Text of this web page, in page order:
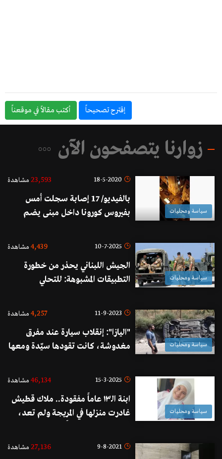
إقترح تصحيحاً أكتب مقالاً في موقعناً
زوارنا يتصفحون الآن
سياسة ومحليات
18-5-2020
23,593 مشاهدة
بالفيديو/ 17 إصابة سجلت أمس
بفيروس كورونا داخل مبنى يضم
بيروت...واتخذت اجراءات مشددة
سياسة ومحليات
10-7-2025
4,439 مشاهدة
الجيش اللبناني يحذر من خطورة
التطبيقات المشبوهة: للتحلي
الإسرائيلية
سياسة ومحليات
11-9-2023
4,257 مشاهدة
"اليازا": إنقلاب سيارة عند مفرق
مغدوشة، كانت تقودها سيّدة ومعها
التحذيرية التي وُضعت لقطع الطريق
سياسة ومحليات
15-3-2025
46,134 مشاهدة
ابنة الـ١٣ عاماً مفقودة.. ملاك قطيش
غادرت منزلها في المريجة ولم تعد،
9-8-2021
27,136 مشاهدة